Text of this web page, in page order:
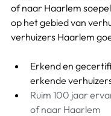
of naar Haarlem
op het gebied van
verhuizers Haarlem
Erkend en
erkende
Ruim 100 jaar
of naar Haarlem